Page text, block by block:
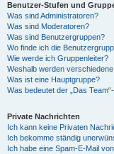
Benutzer-Stufen und
Was sind Administratoren?
Was sind Moderatoren?
Was sind Benutzergruppen?
Wo finde ich die
Wie werde ich Gruppenleiter?
Weshalb werden
Was ist eine Hauptgruppe?
Was bedeutet der „Das
Private Nachrichten
Ich kann keine Privaten
Ich bekomme ständig
Ich habe eine Spam-E-Mail